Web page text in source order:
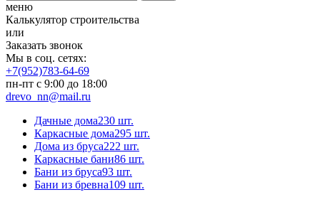
меню
Калькулятор строительства
или
Заказать звонок
Мы в соц. сетях:
+7(952)783-64-69
пн-пт с 9:00 до 18:00
drevo_nn@mail.ru
Дачные дома230 шт.
Каркасные дома295 шт.
Дома из бруса222 шт.
Каркасные бани86 шт.
Бани из бруса93 шт.
Бани из бревна109 шт.